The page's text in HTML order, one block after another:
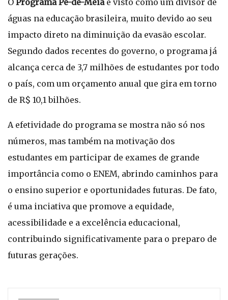
O Programa Pé-de-Meiaé visto como um divisor de
águas na educação brasileira, muito devido ao seu
impacto direto na diminuição da evasão escolar.
Segundo dados recentes do governo, o programa já
alcança cerca de 3,7 milhões de estudantes por todo
o país, com um orçamento anual que gira em torno
de R$ 10,1 bilhões.
A efetividade do programa se mostra não só nos
números, mas também na motivação dos
estudantes em participar de exames de grande
importância como o ENEM, abrindo caminhos para
o ensino superior e oportunidades futuras. De fato,
é uma inciativa que promove a equidade,
acessibilidade e a excelência educacional,
contribuindo significativamente para o preparo de
futuras gerações.